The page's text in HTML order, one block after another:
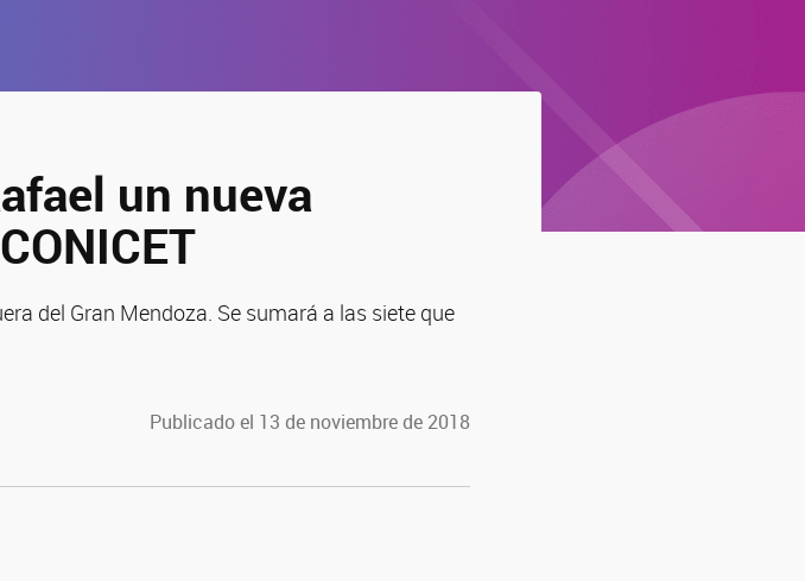
un nueva
del Gran Mendoza. Se sumará a las siete que
Publicado el 13 de noviembre de 2018